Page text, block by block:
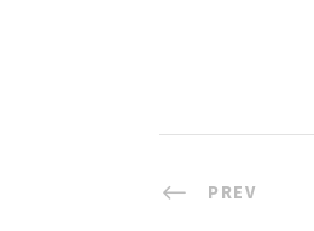
PREV